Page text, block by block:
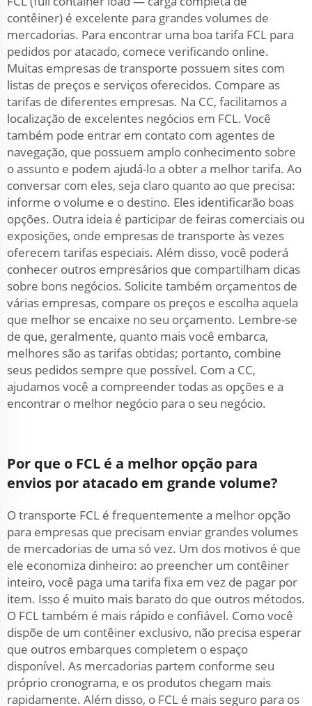
contêiner) é excelente para grandes volumes de
mercadorias. Para encontrar uma boa tarifa FCL para
pedidos por atacado, comece verificando online.
Muitas empresas de transporte possuem sites com
listas de preços e serviços oferecidos. Compare as
tarifas de diferentes empresas. Na CC, facilitamos a
localização de excelentes negócios em FCL. Você
também pode entrar em contato com agentes de
navegação, que possuem amplo conhecimento sobre
o assunto e podem ajudá-lo a obter a melhor tarifa. Ao
conversar com eles, seja claro quanto ao que precisa:
informe o volume e o destino. Eles identificarão boas
opções. Outra ideia é participar de feiras comerciais ou
exposições, onde empresas de transporte às vezes
oferecem tarifas especiais. Além disso, você poderá
conhecer outros empresários que compartilham dicas
sobre bons negócios. Solicite também orçamentos de
várias empresas, compare os preços e escolha aquela
que melhor se encaixe no seu orçamento. Lembre-se
de que, geralmente, quanto mais você embarca,
melhores são as tarifas obtidas; portanto, combine
seus pedidos sempre que possível. Com a CC,
ajudamos você a compreender todas as opções e a
encontrar o melhor negócio para o seu negócio.
Por que o FCL é a melhor opção para
envios por atacado em grande volume?
O transporte FCL é frequentemente a melhor opção
para empresas que precisam enviar grandes volumes
de mercadorias de uma só vez. Um dos motivos é que
ele economiza dinheiro: ao preencher um contêiner
inteiro, você paga uma tarifa fixa em vez de pagar por
item. Isso é muito mais barato do que outros métodos.
O FCL também é mais rápido e confiável. Como você
dispõe de um contêiner exclusivo, não precisa esperar
que outros embarques completem o espaço
disponível. As mercadorias partem conforme seu
próprio cronograma, e os produtos chegam mais
rapidamente. Além disso, o FCL é mais seguro para os